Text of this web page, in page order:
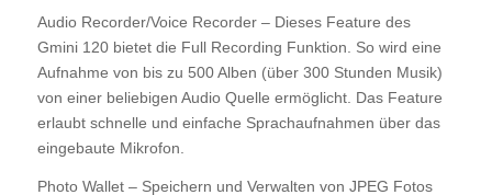
Audio Recorder/Voice Recorder – Dieses Feature des
Gmini 120 bietet die Full Recording Funktion. So wird eine
Aufnahme von bis zu 500 Alben (über 300 Stunden Musik)
von einer beliebigen Audio Quelle ermöglicht. Das Feature
erlaubt schnelle und einfache Sprachaufnahmen über das
eingebaute Mikrofon.
Photo Wallet – Speichern und Verwalten von JPEG Fotos